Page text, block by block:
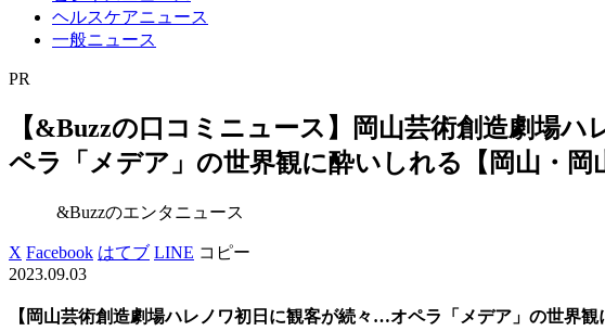
ヘルスケアニュース
一般ニュース
PR
【&Buzzの口コミニュース】岡山芸術創造劇場
ペラ「メデア」の世界観に酔いしれる【岡山・
&Buzzのエンタニュース
X Facebook はてブ LINE コピー
2023.09.03
【岡山芸術創造劇場ハレノワ初日に観客が続々…オペラ「メデア」の世界観